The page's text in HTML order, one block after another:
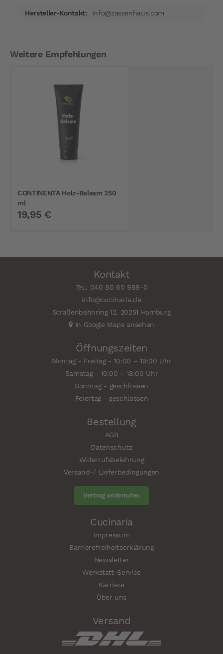
info@zassenhaus.com
Weitere Empfehlungen
CONTINENTA Holz-Balsam 250
ml
19,95 €
Kontakt
Tel.: 040 80 60 999-0
info@cucinaria.de
Straßenbahnring 12, 20251 Hamburg
In Google Maps ansehen
Öffnungszeiten
Montag - Freitag - 10:00 – 19:00 Uhr
Samstag - 10:00 – 18:00 Uhr
Sonntag - geschlossen
Feiertag - geschlossen
Bestellung
AGB
Datenschutz
Widerrufsbelehrung
Versand-/ Lieferbedingungen
Vertrag widerrufen
Cucinaria
Impressum
Barrierefreiheitserklärung
Newsletter
Werkstatt-Service
Karriere
Über uns
Versand